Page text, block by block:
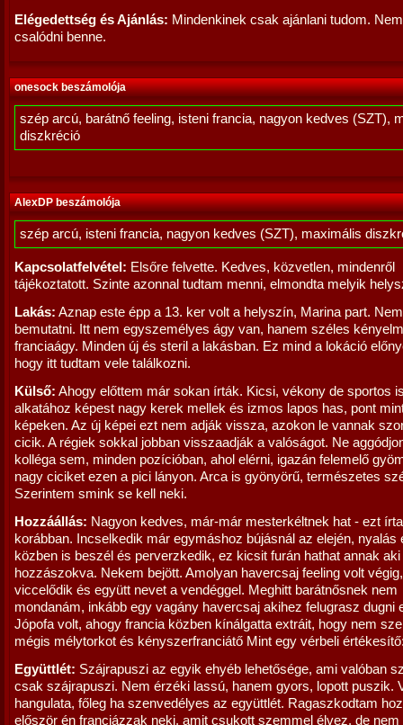
Elégedettség és Ajánlás: Mindenkinek csak ajánlani tudom.
csalódni benne.
onesock beszámolója
szép arcú, barátnő feeling, isteni francia, nagyon kedves (SZT),
diszkréció
AlexDP beszámolója
szép arcú, isteni francia, nagyon kedves (SZT), maximális
Kapcsolatfelvétel: Elsőre felvette. Kedves, közvetlen, mindenről
tájékoztatott. Szinte azonnal tudtam menni, elmondta melyik
Lakás: Aznap este épp a 13. ker volt a helyszín, Marina part.
bemutatni. Itt nem egyszemélyes ágy van, hanem széles
franciaágy. Minden új és steril a lakásban. Ez mind a lokáció
hogy itt tudtam vele találkozni.
Külső: Ahogy előttem már sokan írták. Kicsi, vékony de sportos
alkatához képest nagy kerek mellek és izmos lapos has, pont
képeken. Az új képei ezt nem adják vissza, azokon le vannak
cicik. A régiek sokkal jobban visszaadják a valóságot. Ne
kolléga sem, minden pozícióban, ahol elérni, igazán felemelő
nagy ciciket ezen a pici lányon. Arca is gyönyörű, természetes
Szerintem smink se kell neki.
Hozzáállás: Nagyon kedves, már-már mesterkéltnek hat - ezt
korábban. Incselkedik már egymáshoz bújásnál az elején, nyalás
közben is beszél és perverzkedik, ez kicsit furán hathat annak
hozzászokva. Nekem bejött. Amolyan havercsaj feeling volt végig,
viccelődik és együtt nevet a vendéggel. Meghitt barátnősnek nem
mondanám, inkább egy vagány havercsaj akihez felugrasz dugni
Jópofa volt, ahogy francia közben kínálgatta extráit, hogy nem
mégis mélytorkot és kényszerfranciátő Mint egy vérbeli
Együttlét: Szájrapuszi az egyik ehyéb lehetősége, ami valóban
csak szájrapuszi. Nem érzéki lassú, hanem gyors, lopott puszik.
hangulata, főleg ha szenvedélyes az együttlét. Ragaszkodtam
először én franciázzak neki, amit csukott szemmel élvez, de nem